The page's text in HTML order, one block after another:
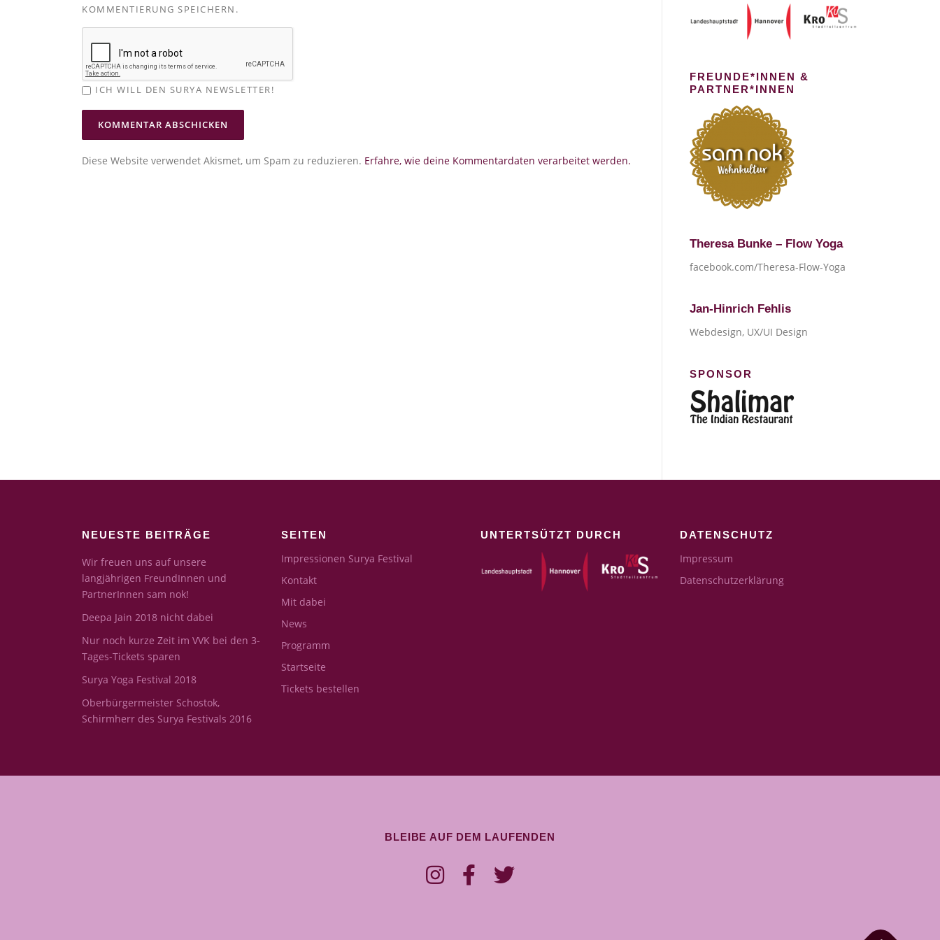
KOMMENTIERUNG SPEICHERN.
ICH WILL DEN SURYA NEWSLETTER!
Diese Website verwendet Akismet, um Spam zu reduzieren. Erfahre, wie deine Kommentardaten verarbeitet werden.
FREUNDE*INNEN &
PARTNER*INNEN
Theresa Bunke – Flow Yoga
facebook.com/Theresa-Flow-Yoga
Jan-Hinrich Fehlis
Webdesign, UX/UI Design
SPONSOR
NEUESTE BEITRÄGE
Wir freuen uns auf unsere
langjährigen FreundInnen und
PartnerInnen sam nok!
Deepa Jain 2018 nicht dabei
Nur noch kurze Zeit im VVK bei den 3-
Tages-Tickets sparen
Surya Yoga Festival 2018
Oberbürgermeister Schostok,
Schirmherr des Surya Festivals 2016
SEITEN
Impressionen Surya Festival
Kontakt
Mit dabei
News
Programm
Startseite
Tickets bestellen
UNTERTSÜTZT DURCH DATENSCHUTZ
Impressum
Datenschutzerklärung
BLEIBE AUF DEM LAUFENDEN